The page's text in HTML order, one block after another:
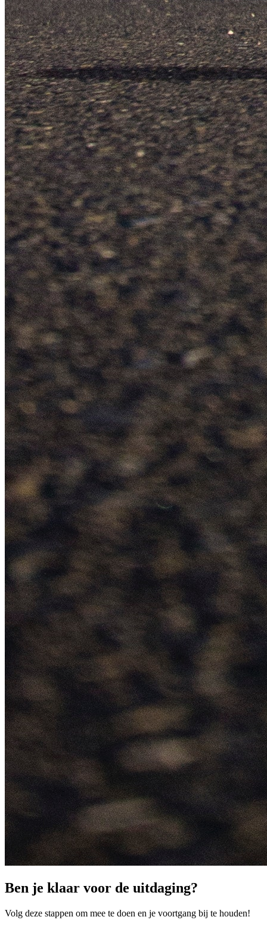
Ben je klaar voor de uitdaging?
Volg deze stappen om mee te doen en je voortgang bij te houden!